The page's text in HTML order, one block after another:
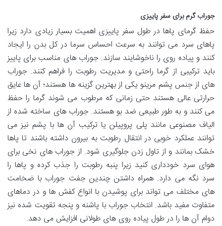
جوراب گرم برای سفر پاییزی
حفظ گرمای پاها در طول سفر پاییزی اهمیت بسیار زیادی دارد زیرا
پاهای سرد می توانند به سرعت احساس سرما در کل بدن را ایجاد
کنند و پیاده روی را ناخوشایند سازند. جوراب های مناسب برای پاییز
باید ترکیبی از گرما راحتی و مدیریت رطوبت را فراهم کنند. جوراب
های از جنس پشم مرینو یکی از بهترین گزینه ها هستند؛ آن ها عایق
حرارتی عالی هستند حتی زمانی که مرطوب می شوند گرما را حفظ
می کنند و به طور طبیعی ضد بو هستند. جوراب های ساخته شده از
الیاف مصنوعی مانند پلی پروپیلن یا ترکیب آن ها با پشم نیز می
توانند عملکرد خوبی در انتقال رطوبت به بیرون داشته باشند تا پاها
خشک بمانند و از تاول زدن جلوگیری شود. از جوراب های نخی برای
هوای سرد خودداری کنید زیرا پنبه رطوبت را جذب کرده و پاها را
سرد نگه می دارد. همراه داشتن چندین جفت جوراب با ضخامت
های مختلف می تواند برای پوشیدن با انواع کفش ها و در دماهای
متفاوت مفید باشد. انتخاب جوراب با پاشنه و پنجه تقویت شده نیز
دوام آن ها را در طول پیاده روی های طولانی افزایش می دهد.